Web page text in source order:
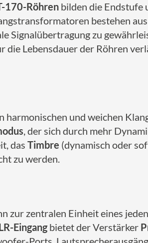
170-Röhren bilden die Endstufe
bestehen
Signalübertragung zu
Lebensdauer der Röhren
harmonischen und weichen
, der sich durch mehr
das Timbre (dynamisch oder
zu werden.
zur zentralen Einheit eines
Eingangbietet der Verstärker